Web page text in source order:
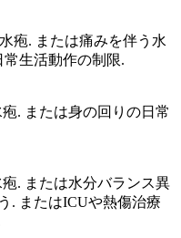
疱. または痛みを伴う水
生活動作の制限.
. または身の回りの日常
. または水分バランス異
. またはICUや熱傷治療